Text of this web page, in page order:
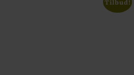
Tilbud!